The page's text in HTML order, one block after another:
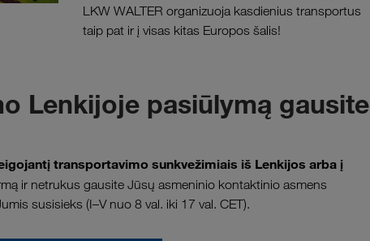
LKW WALTER organizuoja kasdienius transportus
taip pat ir į visas kitas Europos šalis!
Lenkijoje pasiūlymą gausite
transportavimo sunkvežimiais iš Lenkijos arba į
ir netrukus gausite Jūsų asmeninio kontaktinio asmens
susisieks (I–V nuo 8 val. iki 17 val. CET).